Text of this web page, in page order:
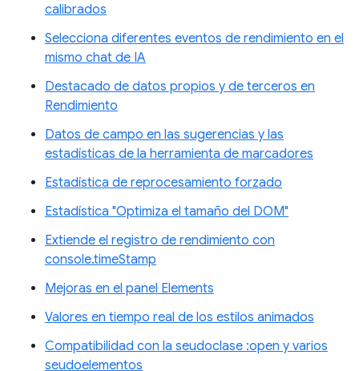
calibrados
Selecciona diferentes eventos de rendimiento en el
mismo chat de IA
Destacado de datos propios y de terceros en
Rendimiento
Datos de campo en las sugerencias y las
estadísticas de la herramienta de marcadores
Estadística de reprocesamiento forzado
Estadística "Optimiza el tamaño del DOM"
Extiende el registro de rendimiento con
console.timeStamp
Mejoras en el panel Elements
Valores en tiempo real de los estilos animados
Compatibilidad con la seudoclase :open y varios
seudoelementos